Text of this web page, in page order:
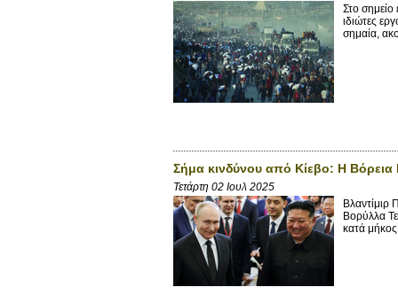
Στο
ιδιώτες
σημαία,
Σήμα κινδύνου από Κίεβο: H Βόρεια
Τετάρτη 02 Ιουλ 2025
Βλαντίμιρ
Βορύλλα
κατά